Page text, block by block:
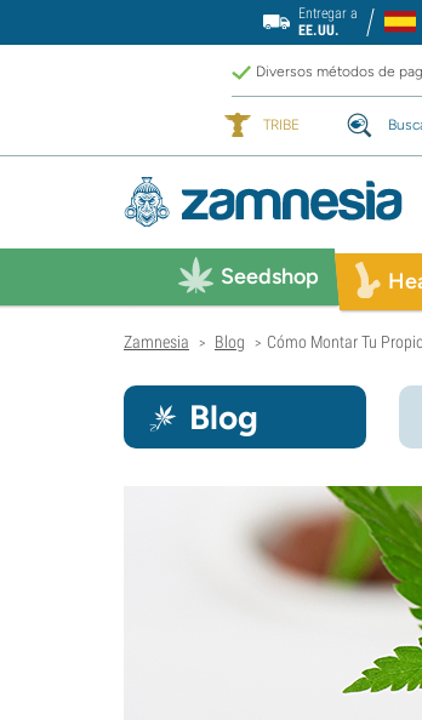
Entregar a
EE.UU.
Diversos métodos de
TRIBE
Seedshop
Zamnesia > Blog > Cómo Montar Tu
Blog